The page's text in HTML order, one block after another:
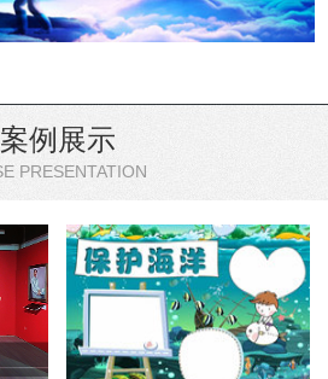
案例展示
PRESENTATION